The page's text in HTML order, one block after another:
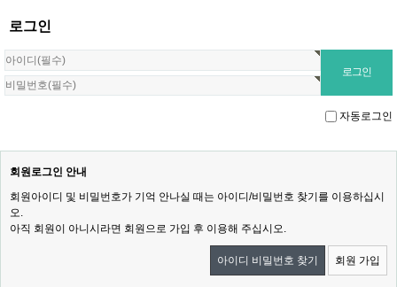
로그인
자동로그인
회원로그인 안내
회원아이디 및 비밀번호가 기억 안나실 때는 아이디/비밀번호 찾기를 이용하십시
오.
아직 회원이 아니시라면 회원으로 가입 후 이용해 주십시오.
아이디 비밀번호 찾기 회원 가입